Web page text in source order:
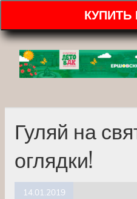
Гуляй на
оглядки!
14.01.2019